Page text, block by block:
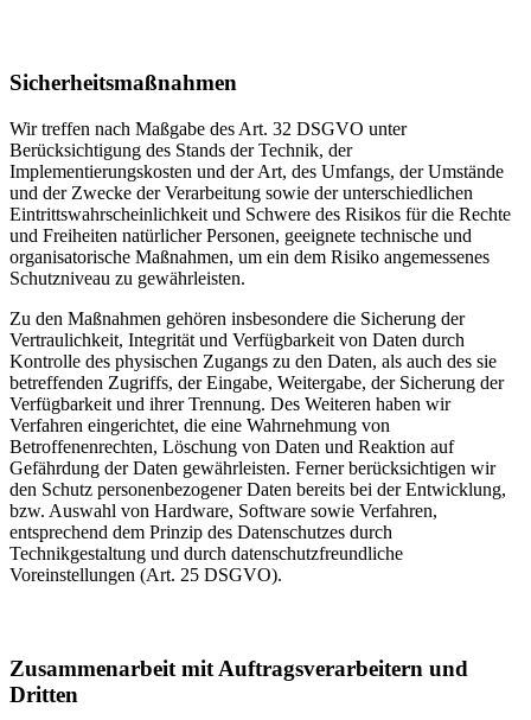
Sicherheitsmaßnahmen
Wir treffen nach Maßgabe des Art. 32 DSGVO unter
Berücksichtigung des Stands der Technik, der
Implementierungskosten und der Art, des Umfangs, der Umstände
und der Zwecke der Verarbeitung sowie der unterschiedlichen
Eintrittswahrscheinlichkeit und Schwere des Risikos für die Rechte
und Freiheiten natürlicher Personen, geeignete technische und
organisatorische Maßnahmen, um ein dem Risiko angemessenes
Schutzniveau zu gewährleisten.
Zu den Maßnahmen gehören insbesondere die Sicherung der
Vertraulichkeit, Integrität und Verfügbarkeit von Daten durch
Kontrolle des physischen Zugangs zu den Daten, als auch des sie
betreffenden Zugriffs, der Eingabe, Weitergabe, der Sicherung der
Verfügbarkeit und ihrer Trennung. Des Weiteren haben wir
Verfahren eingerichtet, die eine Wahrnehmung von
Betroffenenrechten, Löschung von Daten und Reaktion auf
Gefährdung der Daten gewährleisten. Ferner berücksichtigen wir
den Schutz personenbezogener Daten bereits bei der Entwicklung,
bzw. Auswahl von Hardware, Software sowie Verfahren,
entsprechend dem Prinzip des Datenschutzes durch
Technikgestaltung und durch datenschutzfreundliche
Voreinstellungen (Art. 25 DSGVO).
Zusammenarbeit mit Auftragsverarbeitern und
Dritten